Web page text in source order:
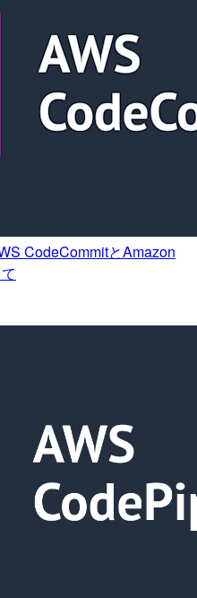
CodeCommitとAmazon